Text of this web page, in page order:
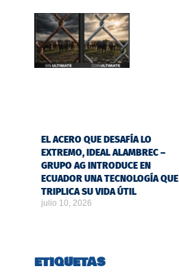
EL ACERO QUE DESAFÍA LO
EXTREMO, IDEAL ALAMBREC –
GRUPO AG INTRODUCE EN
ECUADOR UNA TECNOLOGÍA QUE
TRIPLICA SU VIDA ÚTIL
julio 10, 2026
ETIQUETAS